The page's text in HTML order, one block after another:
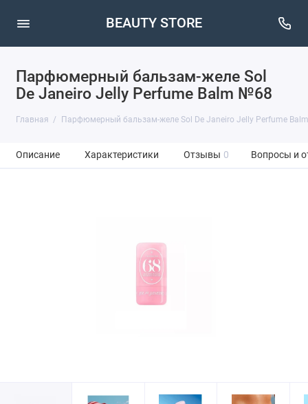
BEAUTY STORE
Парфюмерный бальзам-желе Sol
De Janeiro Jelly Perfume Balm №68
Главная Парфюмерный бальзам-желе Sol De Janeiro Jelly Perfume
Описание Характеристики Отзывы 0 Вопросы и